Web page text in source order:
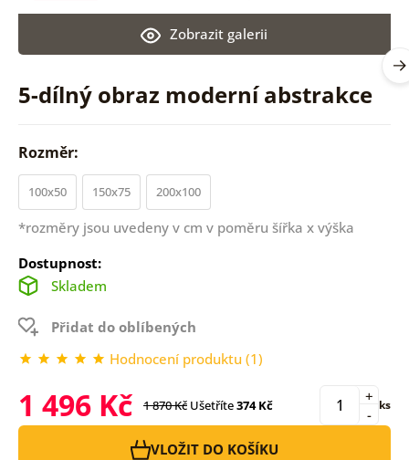
5-dílný obraz moderní abstrakce
Zobrazit galerii
Rozměr:
100x50 150x75 200x100
*rozměry jsou uvedeny v cm v poměru šířka x výška
Dostupnost:
Skladem
Přidat do oblíbených
Hodnocení produktu (1)
1 496 Kč 1 870 Kč Ušetříte374 Kč -
+ ks
VLOŽIT DO KOŠÍKU